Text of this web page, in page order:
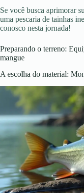
Se você busca aprimorar
uma pescaria de tainhas
conosco nesta jornada!
Preparando o terreno:
mangue
A escolha do material: